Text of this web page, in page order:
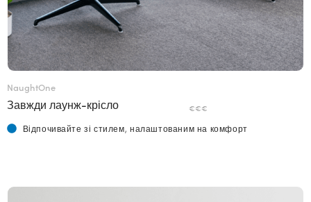
NaughtOne
Завжди лаунж-крісло €€€
Відпочивайте зі стилем, налаштованим на комфорт